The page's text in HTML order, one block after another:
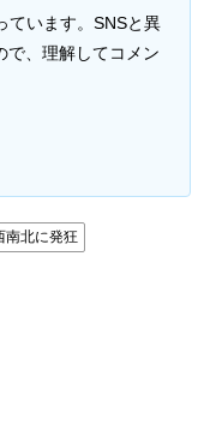
ています。SNSと異
で、理解してコメン
南北に発狂